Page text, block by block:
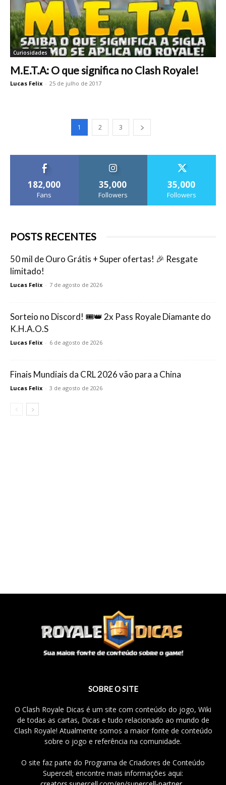
Curiosidades
M.E.T.A: O que significa no Clash Royale!
Lucas Felix - 25 de julho de 2017
1 2 3
182,000
Fans
35,000
Followers
35,000
Followers
POSTS RECENTES
50 mil de Ouro Grátis + Super ofertas! 🎉 Resgate
limitado!
Lucas Felix - 7 de agosto de 2026
Sorteio no Discord! 🎟️👑 2x Pass Royale Diamante do
K.H.A.O.S
Lucas Felix - 6 de agosto de 2026
Finais Mundiais da CRL 2026 vão para a China
Lucas Felix - 3 de agosto de 2026
SOBRE O SITE
O Clash Royale Dicas é um site com conteúdo do jogo, Wiki
de todas as cartas, Dicas e tudo relacionado ao mundo de
Clash Royale! Atualmente somos a maior fonte de conteúdo
sobre o jogo e referência na comunidade.
O site faz parte do Programa de Criadores de Conteúdo
Supercell; encontre mais informações aqui: